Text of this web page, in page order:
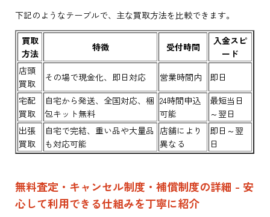
下記のようなテーブルで、主な買取方法を比較できます。
買取
方法
特徴 受付時間
入金スピ
ード
店頭
買取
その場で現金化、即日対応 営業時間内
即日
宅配
買取
自宅から発送、全国対応、梱
包キット無料
24時間申込
可能
最短当日
～翌日
出張
買取
自宅で完結、重い品や大量品
も対応可能
店舗により
異なる
即日～翌
日
無料査定・キャンセル制度・補償制度の詳細 - 安
心して利用できる仕組みを丁寧に紹介